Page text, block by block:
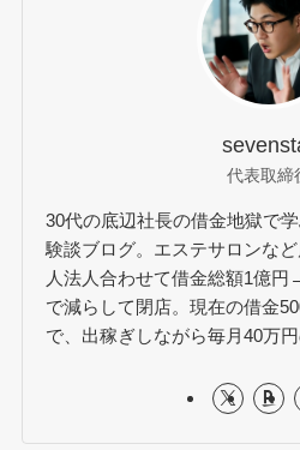
代表取締
30代の底辺社長の借金地獄で
験談ブログ。エステサロンな
人法人合わせて借金総額1億
で減らして閉店。現在の借金
で、出稼ぎしながら毎月40万円